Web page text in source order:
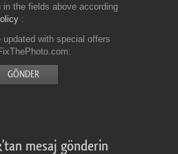
the fields above according
updated with special offers
mesaj gönderin